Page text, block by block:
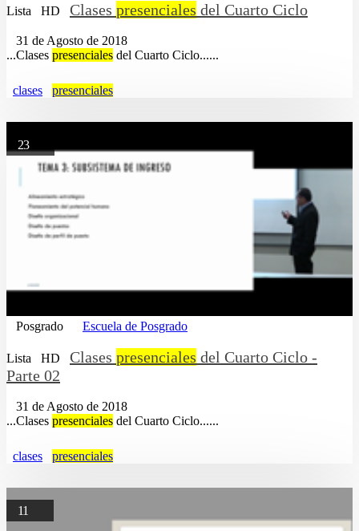
Lista HD Clases presenciales del Cuarto Ciclo
31 de Agosto de 2018
...Clases presenciales del Cuarto Ciclo......
clases presenciales
23
Posgrado Escuela de Posgrado
Lista HD Clases presenciales del Cuarto Ciclo -
Parte 02
31 de Agosto de 2018
...Clases presenciales del Cuarto Ciclo......
clases presenciales
11